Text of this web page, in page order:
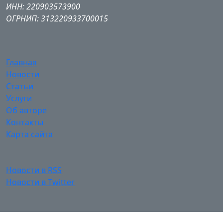
ИНН: 220903573900
ОГРНИП: 313220933700015
Главная
Новости
Статьи
Услуги
Об авторе
Контакты
Карта сайта
Новости в RSS
Новости в Twitter